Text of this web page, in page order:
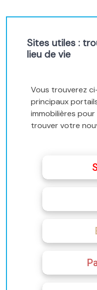
Sites utiles :
lieu de vie
Vous trouverez
principaux
immobilières
trouver votre